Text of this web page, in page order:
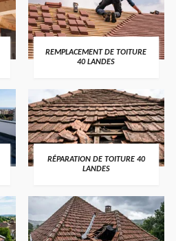
REMPLACEMENT DE TOITURE
40 LANDES
RÉPARATION DE TOITURE 40
LANDES